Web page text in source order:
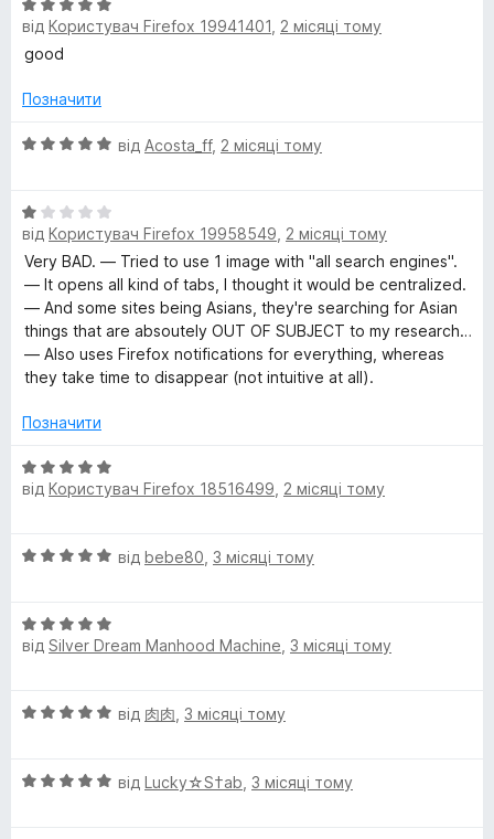
О
ц
к
5
від Користувач Firefox 19941401 2 місяці тому
good
Позначити
О
н
к
а
5
з
5
від Acosta_ff, 2 місяці тому
О
ц
н
к
а
1
з
від Користувач Firefox 19958549 2 місяці тому
Very BAD. — Tried to use 1 image with "all search engines".
— It opens all kind of tabs, I thought it would be centralized.
— And some sites being Asians, they're searching for Asian
things that are absoutely OUT OF SUBJECT to my research…
— Also uses Firefox notifications for everything, whereas
they take time to disappear (not intuitive at all).
Позначити
О
ц
к
з
5
від Користувач Firefox 18516499 2 місяці тому
О
н
к
з
від bebe80 3 місяці тому
О
ц
к
з
від Silver Dream Manhood Machine 3 місяці тому
О
н
від 肉肉 3 місяці тому
О
від Lucky☆S†ab 3 місяці тому